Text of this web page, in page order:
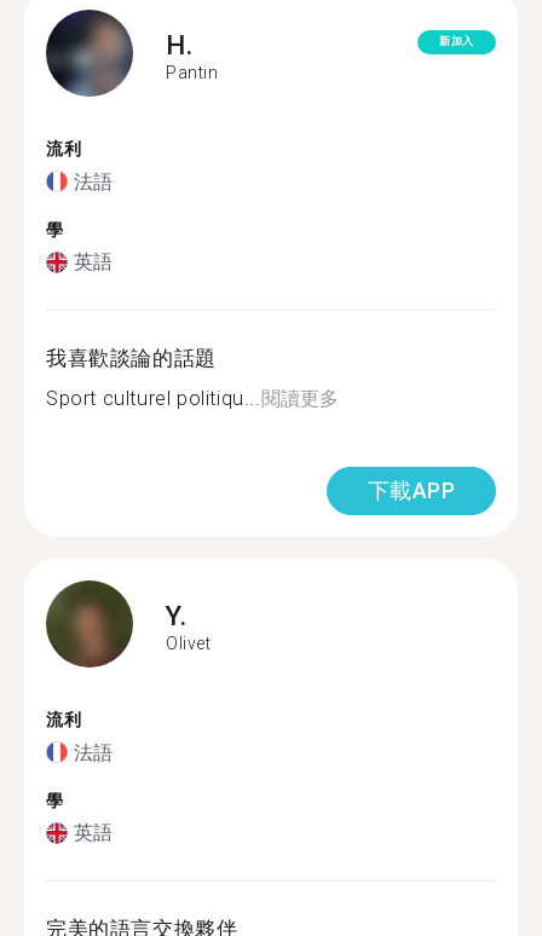
H.
Pantin
新加入
流利
法語
學
英語
我喜歡談論的話題
Sport culturel politiqu...閱讀更多
下載APP
Y.
Olivet
流利
法語
學
英語
完美的語言交換夥伴